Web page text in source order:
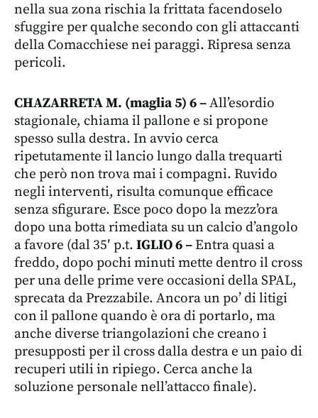
nella sua zona rischia la frittata facendoselo
sfuggire per qualche secondo con gli attaccanti
della Comacchiese nei paraggi. Ripresa senza
pericoli.
CHAZARRETA M. (maglia 5) 6 –All’esordio
stagionale, chiama il pallone e si propone
spesso sulla destra. In avvio cerca
ripetutamente il lancio lungo dalla trequarti
che però non trova mai i compagni. Ruvido
negli interventi, risulta comunque efficace
senza sfigurare. Esce poco dopo la mezz’ora
dopo una botta rimediata su un calcio d’angolo
a favore (dal 35′ p.t. IGLIO 6 –Entra quasi a
freddo, dopo pochi minuti mette dentro il cross
per una delle prime vere occasioni della SPAL,
sprecata da Prezzabile. Ancora un po’ di litigi
con il pallone quando è ora di portarlo, ma
anche diverse triangolazioni che creano i
presupposti per il cross dalla destra e un paio di
recuperi utili in ripiego. Cerca anche la
soluzione personale nell’attacco finale).